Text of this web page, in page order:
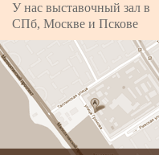
У нас выставочный зал в
СПб, Москве и Пскове